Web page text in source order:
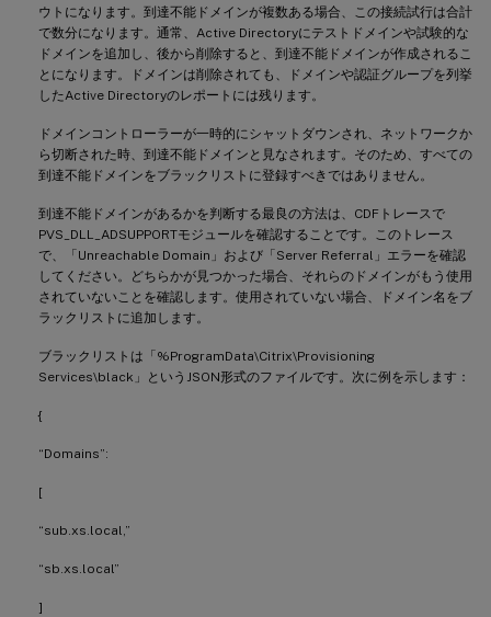
ウトになります。到達不能ドメインが複数ある場合、この接続試行は合計
で数分になります。通常、Active Directoryにテストドメインや試験的な
ドメインを追加し、後から削除すると、到達不能ドメインが作成されるこ
とになります。ドメインは削除されても、ドメインや認証グループを列挙
したActive Directoryのレポートには残ります。
ドメインコントローラーが一時的にシャットダウンされ、ネットワークか
ら切断された時、到達不能ドメインと見なされます。そのため、すべての
到達不能ドメインをブラックリストに登録すべきではありません。
到達不能ドメインがあるかを判断する最良の方法は、CDFトレースで
PVS_DLL_ADSUPPORTモジュールを確認することです。このトレース
で、「Unreachable Domain」および「Server Referral」エラーを確認
してください。どちらかが見つかった場合、それらのドメインがもう使用
されていないことを確認します。使用されていない場合、ドメイン名をブ
ラックリストに追加します。
ブラックリストは「%ProgramData\Citrix\Provisioning
Services\black」というJSON形式のファイルです。次に例を示します：
{
“Domains”:
[
“sub.xs.local,”
“sb.xs.local”
]